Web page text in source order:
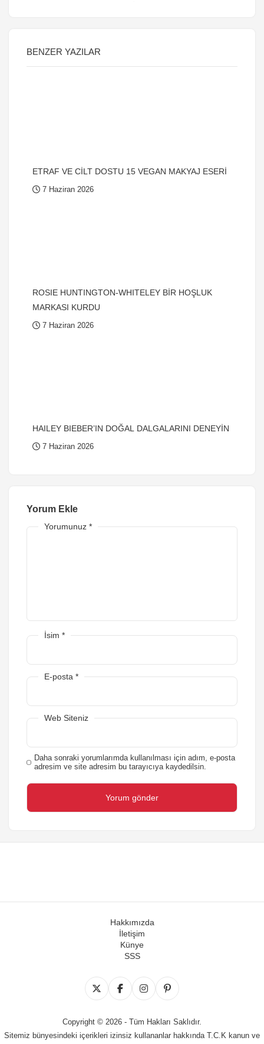
BENZER YAZILAR
ETRAF VE CİLT DOSTU 15 VEGAN MAKYAJ ESERİ
7 Haziran 2026
ROSIE HUNTINGTON-WHITELEY BİR HOŞLUK
MARKASI KURDU
7 Haziran 2026
HAILEY BIEBER’IN DOĞAL DALGALARINI DENEYİN
7 Haziran 2026
Yorum Ekle
Yorumunuz *
İsim *
E-posta *
Web Siteniz
Daha sonraki yorumlarımda kullanılması için adım, e-posta
adresim ve site adresim bu tarayıcıya kaydedilsin.
Hakkımızda
İletişim
Künye
SSS
Copyright © 2026 - Tüm Hakları Saklıdır.
Sitemiz bünyesindeki içerikleri izinsiz kullananlar hakkında T.C.K kanun ve